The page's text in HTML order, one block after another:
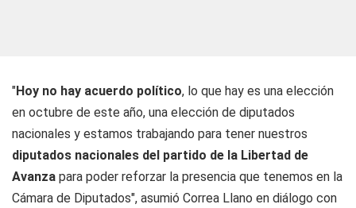
"Hoy no hay acuerdo político, lo que hay es una elección
en octubre de este año, una elección de diputados
nacionales y estamos trabajando para tener nuestros
diputados nacionales del partido de la Libertad de
Avanza para poder reforzar la presencia que tenemos en la
Cámara de Diputados", asumió Correa Llano en diálogo con